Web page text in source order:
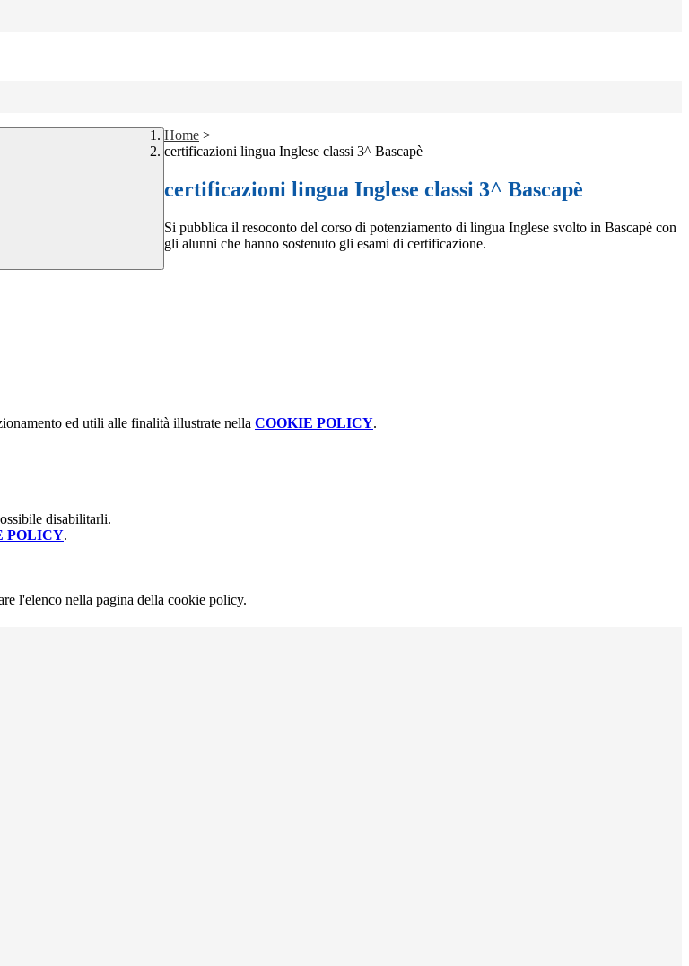
Home >
certificazioni lingua Inglese classi 3^ Bascapè
certificazioni lingua Inglese classi 3^ Bascapè
Si pubblica il resoconto del corso di potenziamento di lingua Inglese svolto in Bascapè con
gli alunni che hanno sostenuto gli esami di certificazione.
ed utili alle finalità illustrate nella COOKIE POLICY.
disabilitarli.
POLICY.
l'elenco nella pagina della cookie policy.